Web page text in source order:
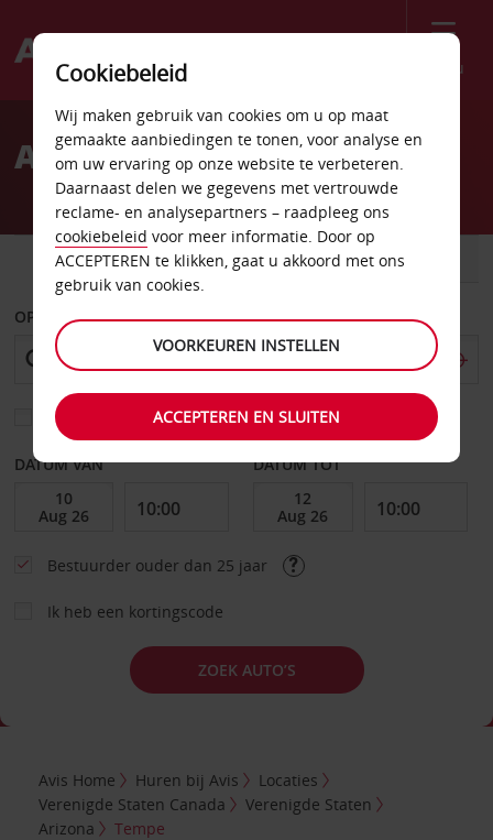
Menu
Welcome
AvisAutoverhuur Tempe
AUTO BESTELWAGEN
OPHALEN OP
Kies een ander afleverpunt
DATUM VAN DATUM TOT
Bestuurder ouder dan 25 jaar
Ik heb een kortingscode
ZOEK AUTO’S
Avis Home Huren bij Avis
Locaties
Verenigde Staten Canada
Verenigde Staten
Arizona
Tempe
Cookiebeleid
Wij maken gebruik van cookies om u op maat
gemaakte aanbiedingen te tonen, voor analyse en
om uw ervaring op onze website te verbeteren.
Daarnaast delen we gegevens met vertrouwde
reclame- en analysepartners – raadpleeg ons
cookiebeleid voor meer informatie. Door op
ACCEPTEREN te klikken, gaat u akkoord met ons
gebruik van cookies.
VOORKEUREN INSTELLEN
ACCEPTEREN EN SLUITEN